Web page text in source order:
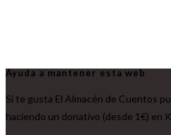
Ayuda a mantener esta web
Si te gusta El Almacén de Cuentos
haciendo un donativo (desde 1€) en